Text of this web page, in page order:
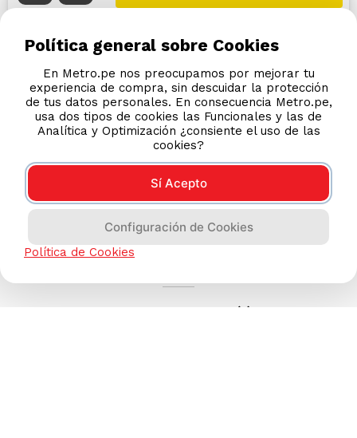
Has visto todos los2productos
AYUDA CALLCENTER
Política general sobre Cookies
En Metro.pe nos preocupamos por mejorar tu
experiencia de compra, sin descuidar la protección
de tus datos personales. En consecuencia Metro.pe,
usa dos tipos de cookies las Funcionales y las de
Analítica y Optimización ¿consiente el uso de las
cookies?
Sí Acepto
Configuración de Cookies
Política de Cookies